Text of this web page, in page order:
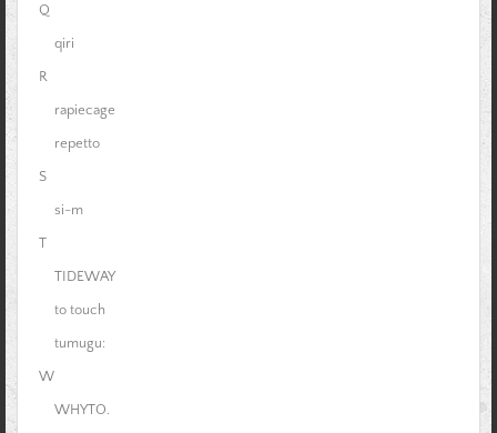
Q
qiri
R
rapiecage
repetto
S
si-m
T
TIDEWAY
to touch
tumugu:
W
WHYTO.